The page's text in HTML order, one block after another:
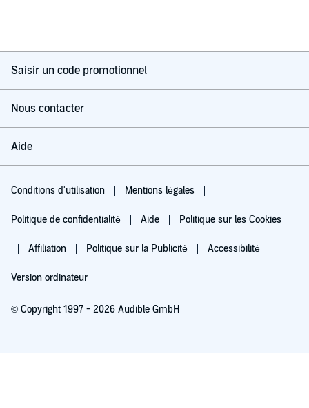
Saisir un code promotionnel
Nous contacter
Aide
Conditions d'utilisation Mentions légales
Politique de confidentialité Aide Politique sur les Cookies
Affiliation Politique sur la Publicité Accessibilité
Version ordinateur
© Copyright 1997 - 2026 Audible GmbH